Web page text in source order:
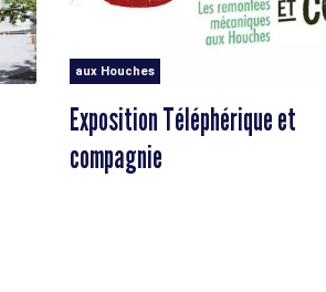
aux Houches
Exposition Téléphérique et
compagnie